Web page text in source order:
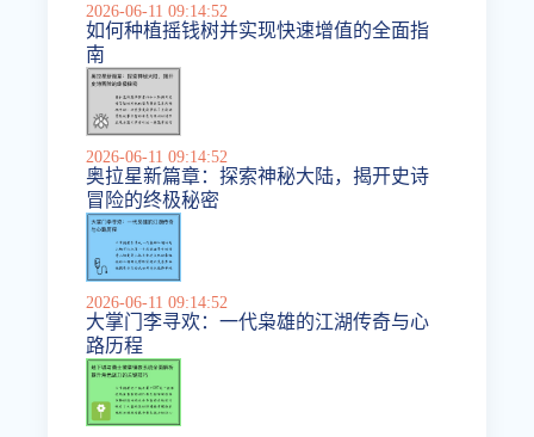
2026-06-11 09:14:52
如何种植摇钱树并实现快速增值的全面指
南
2026-06-11 09:14:52
奥拉星新篇章：探索神秘大陆，揭开史诗
冒险的终极秘密
2026-06-11 09:14:52
大掌门李寻欢：一代枭雄的江湖传奇与心
路历程